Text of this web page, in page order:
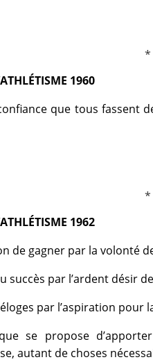
1960
que tous fassent
1962
de gagner par la volonté
succès par l’ardent désir
par l’aspiration pour
se propose
autant de choses